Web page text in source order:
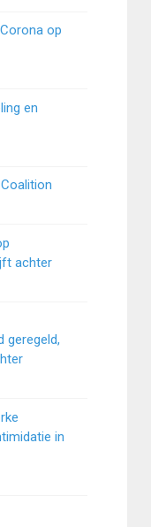
op
en
achter
geregeld,
in